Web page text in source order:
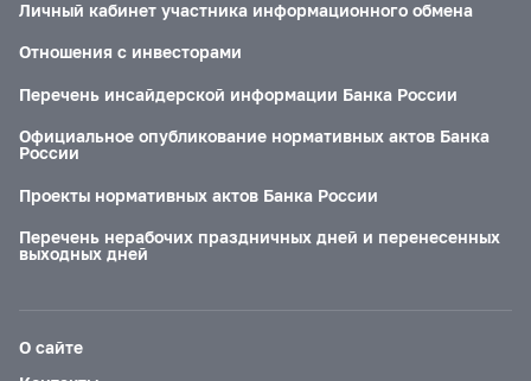
Личный кабинет участника информационного обмена
Отношения с инвесторами
Перечень инсайдерской информации Банка России
Официальное опубликование нормативных актов Банка
России
Проекты нормативных актов Банка России
Перечень нерабочих праздничных дней и перенесенных
выходных дней
О сайте